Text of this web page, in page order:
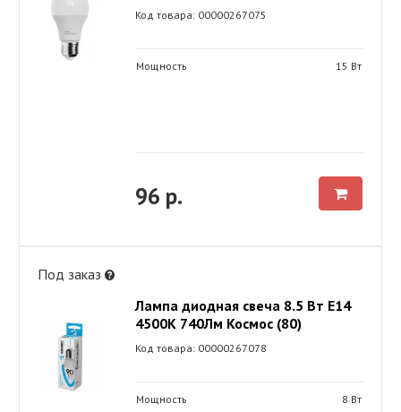
Код товара: 00000267075
Мощность 15 Вт
96 р.
Под заказ
Лампа диодная свеча 8.5 Вт Е14
4500К 740Лм Космос (80)
Код товара: 00000267078
Мощность 8 Вт